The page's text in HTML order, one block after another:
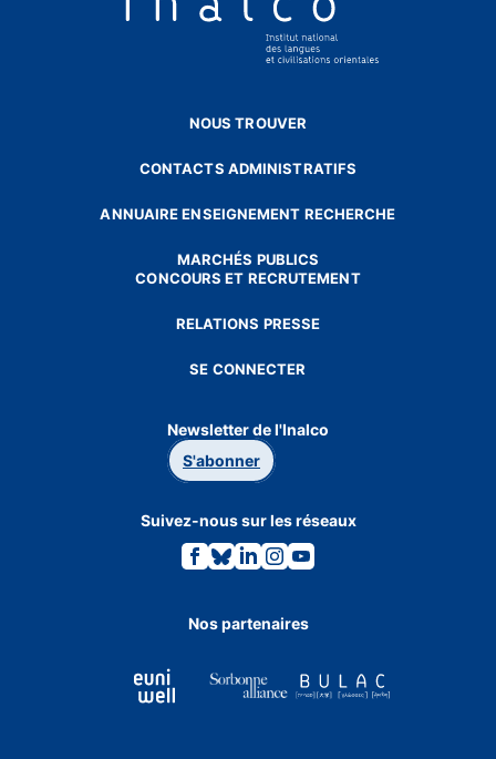
NOUS TROUVER
CONTACTS ADMINISTRATIFS
ANNUAIRE ENSEIGNEMENT RECHERCHE
MARCHÉS PUBLICS
CONCOURS ET RECRUTEMENT
RELATIONS PRESSE
SE CONNECTER
Newsletter de l'Inalco
S'abonner
Suivez-nous sur les réseaux
Lien
vers
Facebook.
Lien
vers
Bluesky.
Lien
vers
Linkedin.
Lien
vers
Instagram.
Lien
vers
Youtube.
Nos partenaires